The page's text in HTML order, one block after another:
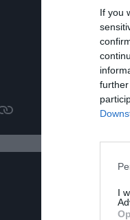
If you
I